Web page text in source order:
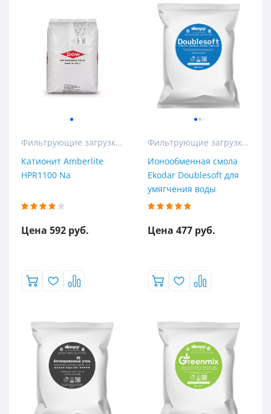
Фильтрующие загрузки для колонных и кабинетных фильтров
Катионит Amberlite
HPR1100 Na
Цена 592 руб.
Фильтрующие загрузки для колонных и кабинетных фильтров
Ионообменная смола
Ekodar Doublesoft для
умягчения воды
Цена 477 руб.